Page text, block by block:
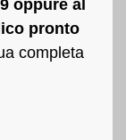
oppure al
pronto
completa